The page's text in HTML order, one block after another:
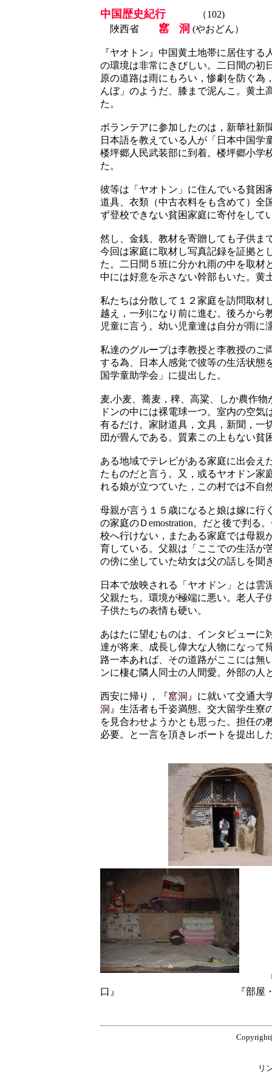
中国歴史紀行（102)
陜西省 窰 洞 (やおどん）
『ヤオトン』中国黄土地帯に居住す
の環境は非常にきびしい。二日間の初
原の道路は雨にもろい，惨劇を防ぐ為
んぼ」のようだ、膝まで泥んこ。黄土
た。
ボランテアに参加したのは，新華社新
日本語を教えている人が「日本中国学
楼坪郷人民武装部に到着。楼坪郷小学
た。
彼等は「ヤオトン」に住んでいる貧困
道具、衣類（中古衣料をも含めて）全
ず登校できない貧困家庭に寄付をして
然し、金銭、教材を寄贈しても子供ま
今回は家庭に取材し写真記録を証拠と
た。二日間５班に分かれ雨の中を取材
中には好意を示さない幹部もいた。黄
私たちは分散して１２家庭を訪問取材
越え，一列になり前に進む。後ろから
児童に言う。幼い児童達は自分が雨に
私達のグループは李教授と李教授のご
する為、日本人感覚で彼等の生活状態
国学童助学会」に提出した。
麦,小麦、蕎麦，稗、高粱、しか農作
ドンの中には裸電球一つ。室内の空
有るだけ。家財道具，文具，新聞，一
団が畳んである。質素この上もない貧
ある地域でテレビがある家庭に出会え
たものだと言う。又，或るヤオドン家
れる娘が立つていた，この村では不自
母親が言う１５歳になると娘は嫁に行
の家庭のＤemostration。だと後で判る
校へ行けない，またある家庭では母親
育している。父親は「ここでの生活が
の傍に坐していた幼女は父の話しを聞
日本で放映される「ヤオドン」とは雲
父親たち。環境が極端に悪い。老人子
子供たちの表情も硬い。
あはたに望むものは、インタビューに
達が将来、成長し偉大な人物になっ
路一本あれば、その道路がここには無
ンに棲む隣人同士の人間愛。外部の人
西安に帰り，『窰洞 』に就いて交通大
洞 』生活者も千姿満態。交大留学生寮
を見合わせようかとも思った。担任の
必要。と一言を頂きレポートを提出し
『ヤオドンの
口』 『部屋・オン
リンクは自由です。無断